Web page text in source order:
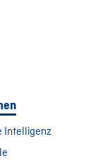
Intelligenz